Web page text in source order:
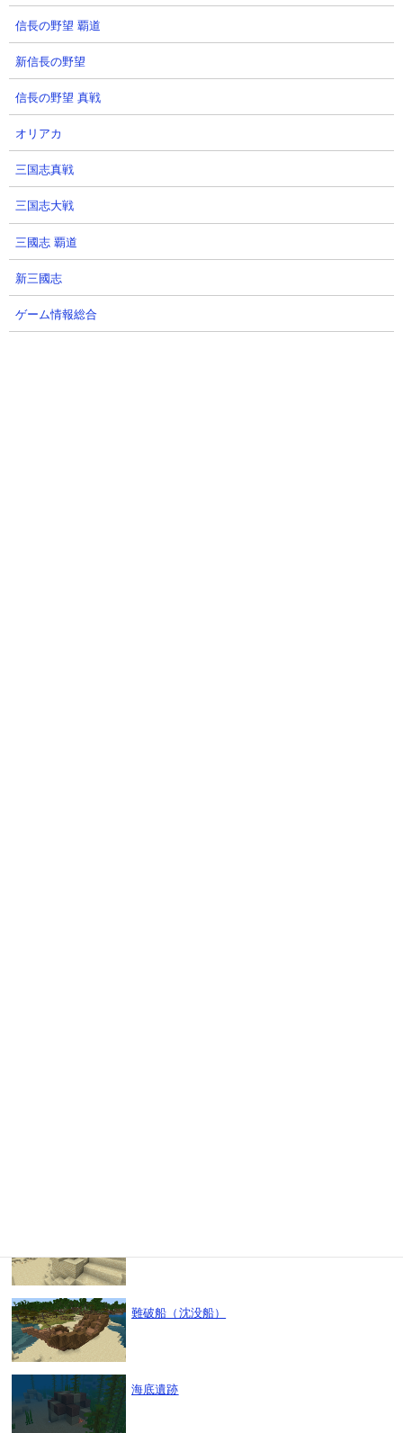
荒廃したポータル まとめ
荒廃したポータルは冒険の最中に比較的遭遇しやすく、さらに手
に入るアイテムも魅力的なスポットです。特に黒曜石は将来的に
難破船（沈没船）
海底遺跡
信長の野望 覇道
新信長の野望
信長の野望 真戦
オリアカ
三国志真戦
三国志大戦
三國志 覇道
新三國志
ゲーム情報総合